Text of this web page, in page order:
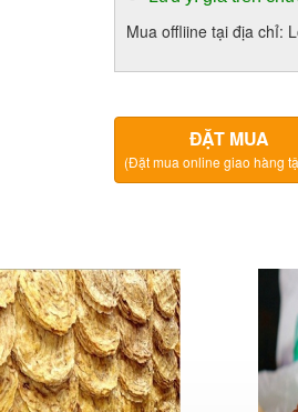
Mua offliine tại địa chỉ:
ĐẶT MUA
(Đặt mua online giao hàng